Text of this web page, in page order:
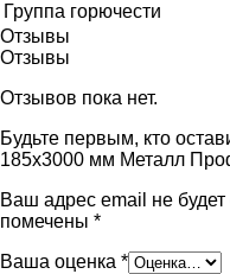
Группа горючести
Отзывы
Отзывы
Отзывов пока нет.
Будьте первым, кто
185х3000 мм Металл
Ваш адрес email не будет
помечены *
Ваша оценка *